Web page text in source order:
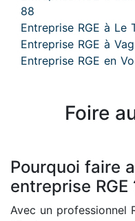
88
Entreprise RGE à Le
Entreprise RGE à
Entreprise RGE en
Foire
Pourquoi faire
entreprise RGE
Avec un professionnel